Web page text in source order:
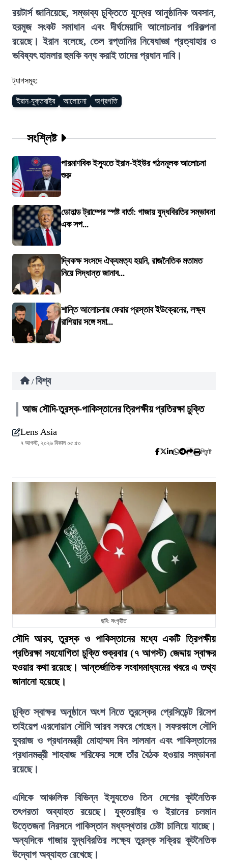
রয়টার্স জানিয়েছে, সম্ভাব্য চুক্তিতে যুদ্ধের আনুষ্ঠানিক অবসান,
হরমুজ সংকট সমাধান এবং দীর্ঘমেয়াদি আলোচনার পরিকল্পনা
রয়েছে। ইরান বলেছে, তেল রপ্তানির নিষেধাজ্ঞা প্রত্যাহার ও
ভবিষ্যৎ হামলার হুমকি বন্ধ করাই তাদের প্রধান দাবি।
ট্যাগসমূহ:
ইরান-যুক্তরাষ্ট্র আলোচনা অগ্রগতি
সংশ্লিষ্ট
পারমাণবিক ইস্যুতে ইরান-ইইউর গঠনমূলক আলোচনা
শুরু
ডোনাল্ড ট্রাম্পের স্পষ্ট বার্তা: গাজায় যুদ্ধবিরতির সম্ভাবনা
এক সপ...
দ্বিকক্ষ সংসদে ঐক্যমত্য হয়নি, রাজনৈতিক মতামত
নিয়ে সিদ্ধান্ত জানাব...
শান্তি আলোচনায় ফেরার প্রস্তাব ইউক্রেনের, লক্ষ্য
রাশিয়ার সঙ্গে সমা...
/ বিশ্ব
আজ সৌদি-তুরস্ক-পাকিস্তানের ত্রিপক্ষীয় প্রতিরক্ষা চুক্তি
Lens Asia
৭ আগস্ট, ২০২৬ বিকাল ০৫:৫০
প্রিন্ট
ছবি: সংগৃহীত
সৌদি আরব, তুরস্ক ও পাকিস্তানের মধ্যে একটি ত্রিপক্ষীয়
প্রতিরক্ষা সহযোগিতা চুক্তি শুক্রবার (৭ আগস্ট) জেদ্দায় স্বাক্ষর
হওয়ার কথা রয়েছে। আন্তর্জাতিক সংবাদমাধ্যমের খবরে এ তথ্য
জানানো হয়েছে।
চুক্তি স্বাক্ষর অনুষ্ঠানে অংশ নিতে তুরস্কের প্রেসিডেন্ট রিসেপ
তাইয়েপ এরদোয়ান সৌদি আরব সফরে গেছেন। সফরকালে সৌদি
যুবরাজ ও প্রধানমন্ত্রী মোহাম্মদ বিন সালমান এবং পাকিস্তানের
প্রধানমন্ত্রী শাহবাজ শরিফের সঙ্গে তাঁর বৈঠক হওয়ার সম্ভাবনা
রয়েছে।
এদিকে আঞ্চলিক বিভিন্ন ইস্যুতেও তিন দেশের কূটনৈতিক
তৎপরতা অব্যাহত রয়েছে। যুক্তরাষ্ট্র ও ইরানের চলমান
উত্তেজনা নিরসনে পাকিস্তান মধ্যস্থতার চেষ্টা চালিয়ে যাচ্ছে।
অন্যদিকে গাজায় যুদ্ধবিরতির লক্ষ্যে তুরস্ক সক্রিয় কূটনৈতিক
উদ্যোগ অব্যাহত রেখেছে।